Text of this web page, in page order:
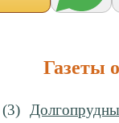
Газеты
(3)